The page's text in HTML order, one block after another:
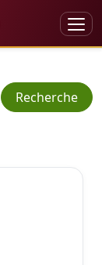
Recherche